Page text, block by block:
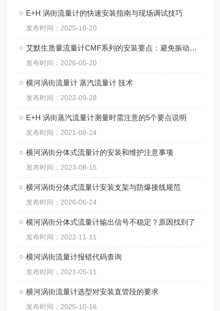
E+H 涡街流量计的快速安装指南与现场调试技巧
发布时间：2025-10-20
艾默生质量流量计CMF系列的安装要点：避免振动、应力与两相流干扰
发布时间：2026-05-20
横河涡街流量计 蒸汽流量计 技术
发布时间：2022-09-28
E+H 涡街蒸汽流量计测量时需注意的5个要点说明
发布时间：2021-08-24
横河涡街分体式流量计的安装和维护注意事项
发布时间：2023-08-15
横河涡街分体式流量计安装支架与防爆接线规范
发布时间：2026-06-24
横河涡街分体式流量计输出信号不稳定？原因找到了
发布时间：2022-11-11
横河涡街流量计报错代码查询
发布时间：2021-05-11
横河涡街流量计选型对安装直管段的要求
发布时间：2025-10-16